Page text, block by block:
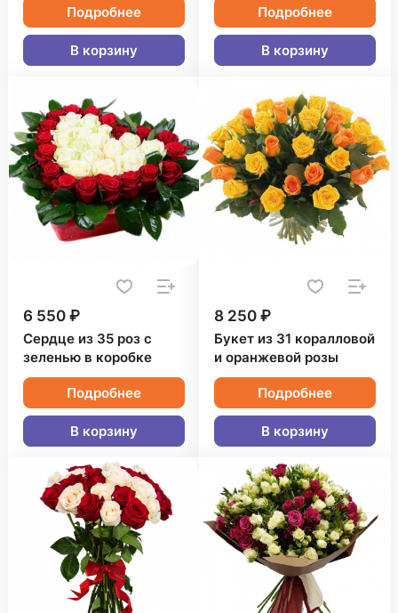
Подробнее
В корзину
Подробнее
В корзину
6 550 ₽
Сердце из 35 роз с
зеленью в коробке
Подробнее
В корзину
8 250 ₽
Букет из 31 коралловой
и оранжевой розы
Подробнее
В корзину